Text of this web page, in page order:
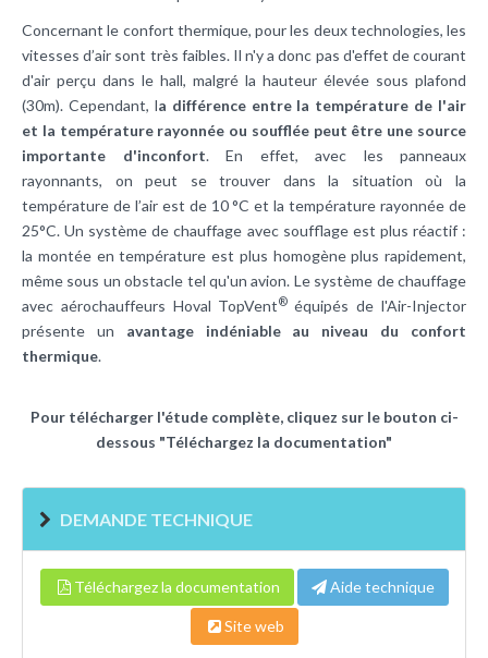
Concernant le confort thermique, pour les deux technologies, les
vitesses d’air sont très faibles. Il n'y a donc pas d'effet de courant
d'air perçu dans le hall, malgré la hauteur élevée sous plafond
(30m). Cependant, la différence entre la température de l'air
et la température rayonnée ou soufflée peut être une source
importante d'inconfort. En effet, avec les panneaux
rayonnants, on peut se trouver dans la situation où la
température de l’air est de 10 °C et la température rayonnée de
25°C. Un système de chauffage avec soufflage est plus réactif :
la montée en température est plus homogène plus rapidement,
même sous un obstacle tel qu'un avion. Le système de chauffage
avec aérochauffeurs Hoval TopVent®équipés de l'Air-Injector
présente un avantage indéniable au niveau du confort
thermique.
Pour télécharger l'étude complète, cliquez sur le bouton ci-
dessous "Téléchargez la documentation"
DEMANDE TECHNIQUE
Téléchargez la documentation Aide technique
Site web